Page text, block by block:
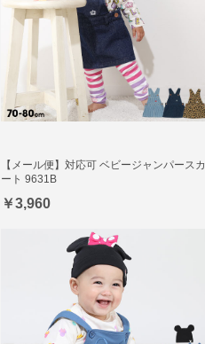
【メール便】対応可 ベビージャンパースカ
ート 9631B
￥3,960